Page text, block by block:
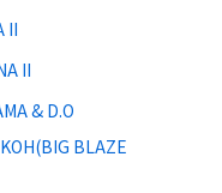
II
II
& D.O
BLAZE